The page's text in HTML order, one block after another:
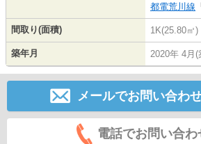
都電荒川線 「
間取り(面積) 1K(25.80㎡)
築年月 2020年 4月(
メールでお問い合わ
電話でお問い合わ